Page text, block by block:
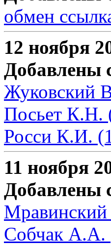
обмен
12 ноября
Добавлены
Жуковский
Посьет К.Н.
Росси К.И.
11 ноября
Добавлены
Собчак А.А.